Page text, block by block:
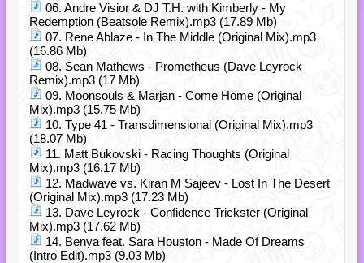
06. Andre Visior & DJ T.H. with Kimberly - My
Redemption (Beatsole Remix).mp3 (17.89 Mb)
07. Rene Ablaze - In The Middle (Original Mix).mp3
(16.86 Mb)
08. Sean Mathews - Prometheus (Dave Leyrock
Remix).mp3 (17 Mb)
09. Moonsouls & Marjan - Come Home (Original
Mix).mp3 (15.75 Mb)
10. Type 41 - Transdimensional (Original Mix).mp3
(18.07 Mb)
11. Matt Bukovski - Racing Thoughts (Original
Mix).mp3 (16.17 Mb)
12. Madwave vs. Kiran M Sajeev - Lost In The Desert
(Original Mix).mp3 (17.23 Mb)
13. Dave Leyrock - Confidence Trickster (Original
Mix).mp3 (17.62 Mb)
14. Benya feat. Sara Houston - Made Of Dreams
(Intro Edit).mp3 (9.03 Mb)